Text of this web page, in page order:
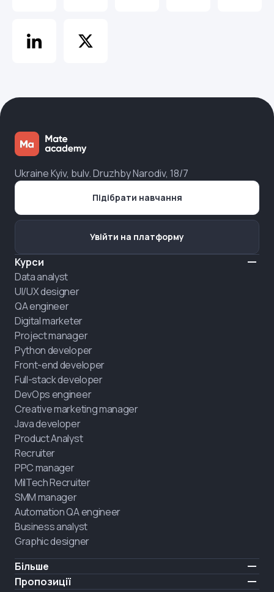
Ukraine Kyiv, bulv. Druzhby Narodiv, 18/7
Курси
Data analyst
UI/UX designer
QA engineer
Digital marketer
Project manager
Python developer
Front-end developer
Full-stack developer
DevOps engineer
Creative marketing manager
Java developer
Product Analyst
Recruiter
PPC manager
MilTech Recruiter
SMM manager
Automation QA engineer
Business analyst
Graphic designer
Більше
Ціни
Пропозиції
Підібрати навчання
Увійти на платформу